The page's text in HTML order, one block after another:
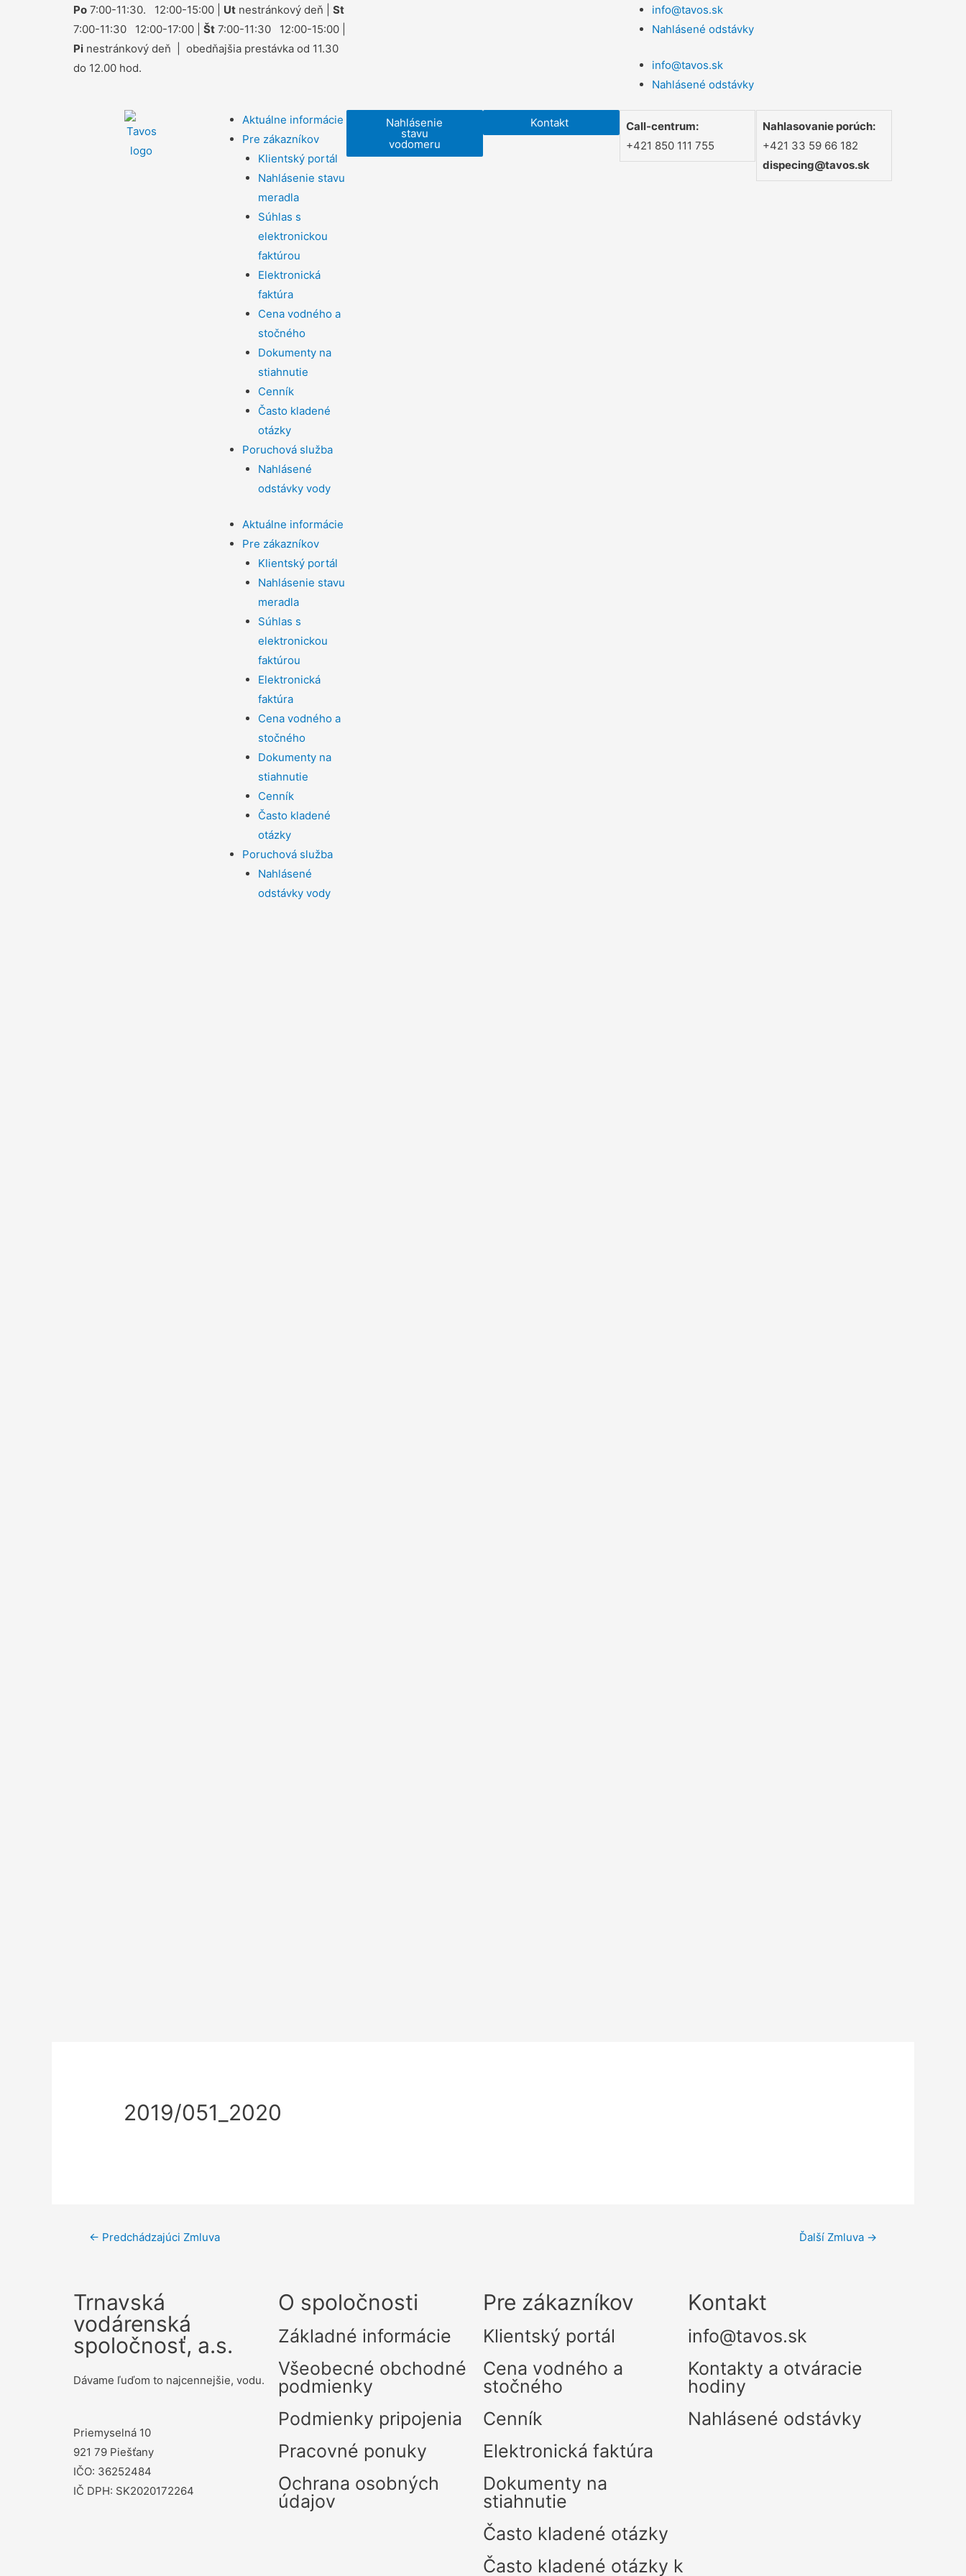
Po 7:00-11:30. 12:00-15:00 | Ut nestránkový deň | St
7:00-11:30 12:00-17:00 | Št 7:00-11:30 12:00-15:00 |
Pi nestránkový deň | obedňajšia prestávka od 11.30
do 12.00 hod.
info@tavos.sk
Nahlásené odstávky
info@tavos.sk
Nahlásené odstávky
Aktuálne informácie
Pre zákazníkov
Klientský portál
Nahlásenie stavu
meradla
Súhlas s
elektronickou
faktúrou
Elektronická
faktúra
Cena vodného a
stočného
Dokumenty na
stiahnutie
Cenník
Často kladené
otázky
Poruchová služba
Nahlásené
odstávky vody
Aktuálne informácie
Pre zákazníkov
Klientský portál
Nahlásenie stavu
meradla
Súhlas s
elektronickou
faktúrou
Elektronická
faktúra
Cena vodného a
stočného
Dokumenty na
stiahnutie
Cenník
Často kladené
otázky
Poruchová služba
Nahlásené
odstávky vody
Nahlásenie
stavu
vodomeru
Kontakt
Call-centrum:
+421 850 111 755
Nahlasovanie porúch:
+421 33 59 66 182
dispecing@tavos.sk
2019/051_2020
← Predchádzajúci Zmluva Ďalší Zmluva →
Trnavská
vodárenská
spoločnosť, a.s.
Dávame ľuďom to najcennejšie, vodu.
Priemyselná 10
921 79 Piešťany
IČO: 36252484
IČ DPH: SK2020172264
O spoločnosti
Základné informácie
Všeobecné obchodné
podmienky
Podmienky pripojenia
Pracovné ponuky
Ochrana osobných
údajov
Pre zákazníkov
Klientský portál
Cena vodného a
stočného
Cenník
Elektronická faktúra
Dokumenty na
stiahnutie
Často kladené otázky
Často kladené otázky k
Kontakt
info@tavos.sk
Kontakty a otváracie
hodiny
Nahlásené odstávky